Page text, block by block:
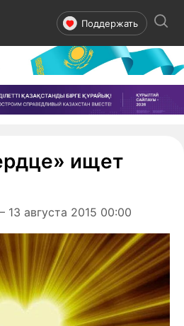
Поддержать
ищет
13 августа 2015 00:00